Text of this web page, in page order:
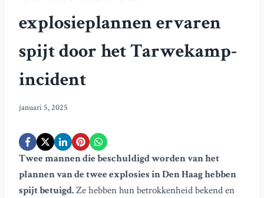
explosieplannen ervaren
spijt door het Tarwekamp-
incident
januari 5, 2025
Twee mannen die beschuldigd worden van het
plannen van de twee explosies in Den Haag hebben
spijt betuigd.Ze hebben hun betrokkenheid bekend en